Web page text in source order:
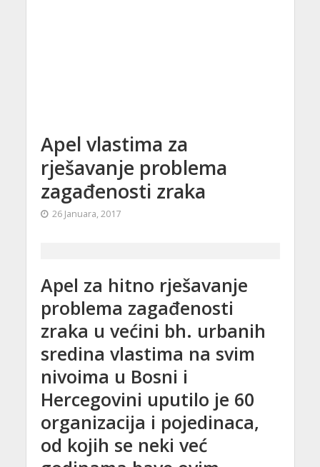
Apel vlastima za
rješavanje problema
zagađenosti zraka
26 Januara, 2017
Apel za hitno rješavanje
problema zagađenosti
zraka u većini bh. urbanih
sredina vlastima na svim
nivoima u Bosni i
Hercegovini uputilo je 60
organizacija i pojedinaca,
od kojih se neki već